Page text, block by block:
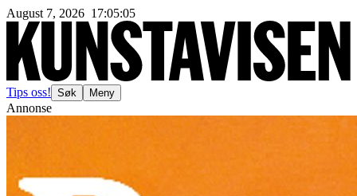
August 7, 2026 17:05:08
Tips oss! Søk Meny
Annonse